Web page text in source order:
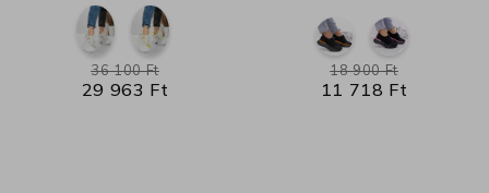
29 963 Ft
36 100 Ft
11 718 Ft
18 900 Ft